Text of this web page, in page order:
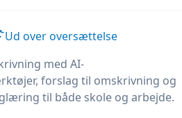
Ud over oversættelse
med AI-
forslag til omskrivning og
til både skole og arbejde.